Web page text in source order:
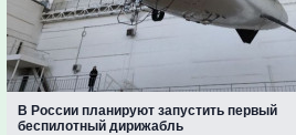
В России планируют запустить первый
беспилотный дирижабль